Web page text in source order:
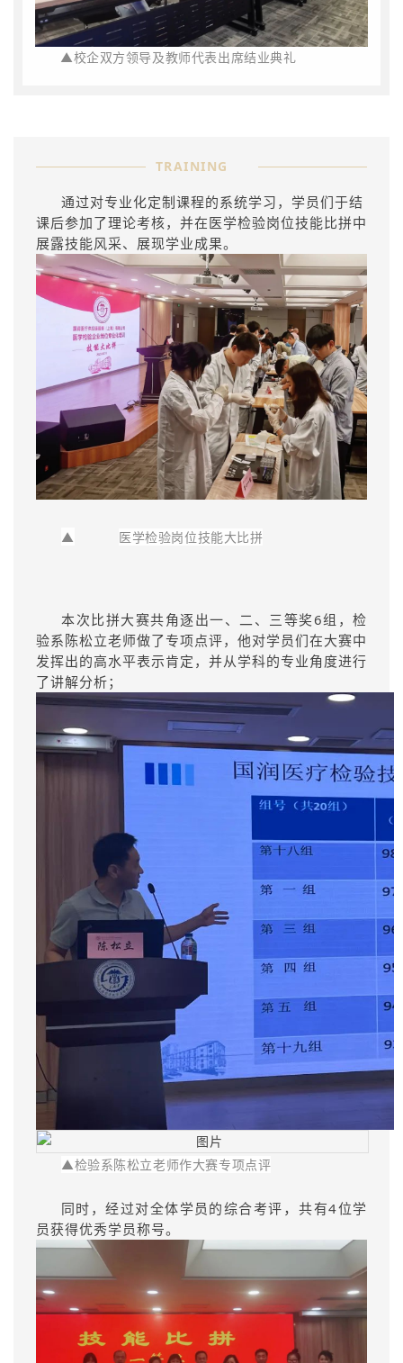
▲校企双方领导及教师代表出席结业典礼
TRAINING
通过对专业化定制课程的系统学习，学员们于结
课后参加了理论考核， 并在医学检验岗位技能比拼中
展露技能风采、展现学业成果。
▲ 医学检验岗位技能大比拼
本次比拼大赛共角逐出一、二、三等奖6组，检
验系陈松立老师做了专项点评，他对学员们在大赛中
发挥出的高水平表示肯定，并从学科的专业角度进行
了讲解分析；
▲检验系陈松立老师作大赛专项点评
同时，经过对全体学员的综合考评 ，共有4位学
员获得优秀学员称号。